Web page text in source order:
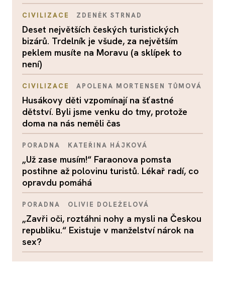
CIVILIZACE ZDENĚK STRNAD
Deset největších českých turistických
bizárů. Trdelník je všude, za největším
peklem musíte na Moravu (a sklípek to
není)
CIVILIZACE APOLENA MORTENSEN TŮMOVÁ
Husákovy děti vzpomínají na šťastné
dětství. Byli jsme venku do tmy, protože
doma na nás neměli čas
PORADNA KATEŘINA HÁJKOVÁ
„Už zase musím!“ Faraonova pomsta
postihne až polovinu turistů. Lékař radí, co
opravdu pomáhá
PORADNA OLIVIE DOLEŽELOVÁ
„Zavři oči, roztáhni nohy a mysli na Českou
republiku.“ Existuje v manželství nárok na
sex?